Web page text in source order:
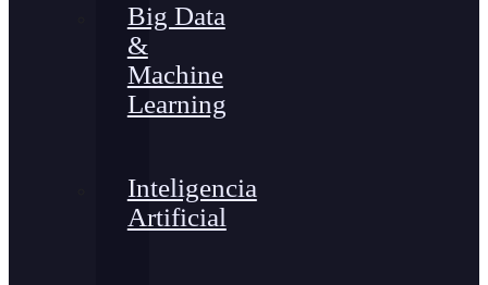
Big Data
&
Machine
Learning
Inteligencia
Artificial